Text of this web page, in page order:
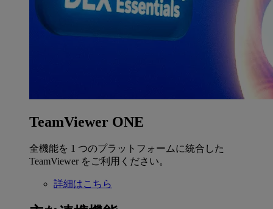
TeamViewer ONE
全機能を 1 つのプラットフォームに統合した
TeamViewer をご利用ください。
詳細はこちら